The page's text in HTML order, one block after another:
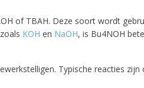
of TBAH. Deze soort wordt
KOH en NaOH, is Bu4NOH
Typische reacties zijn